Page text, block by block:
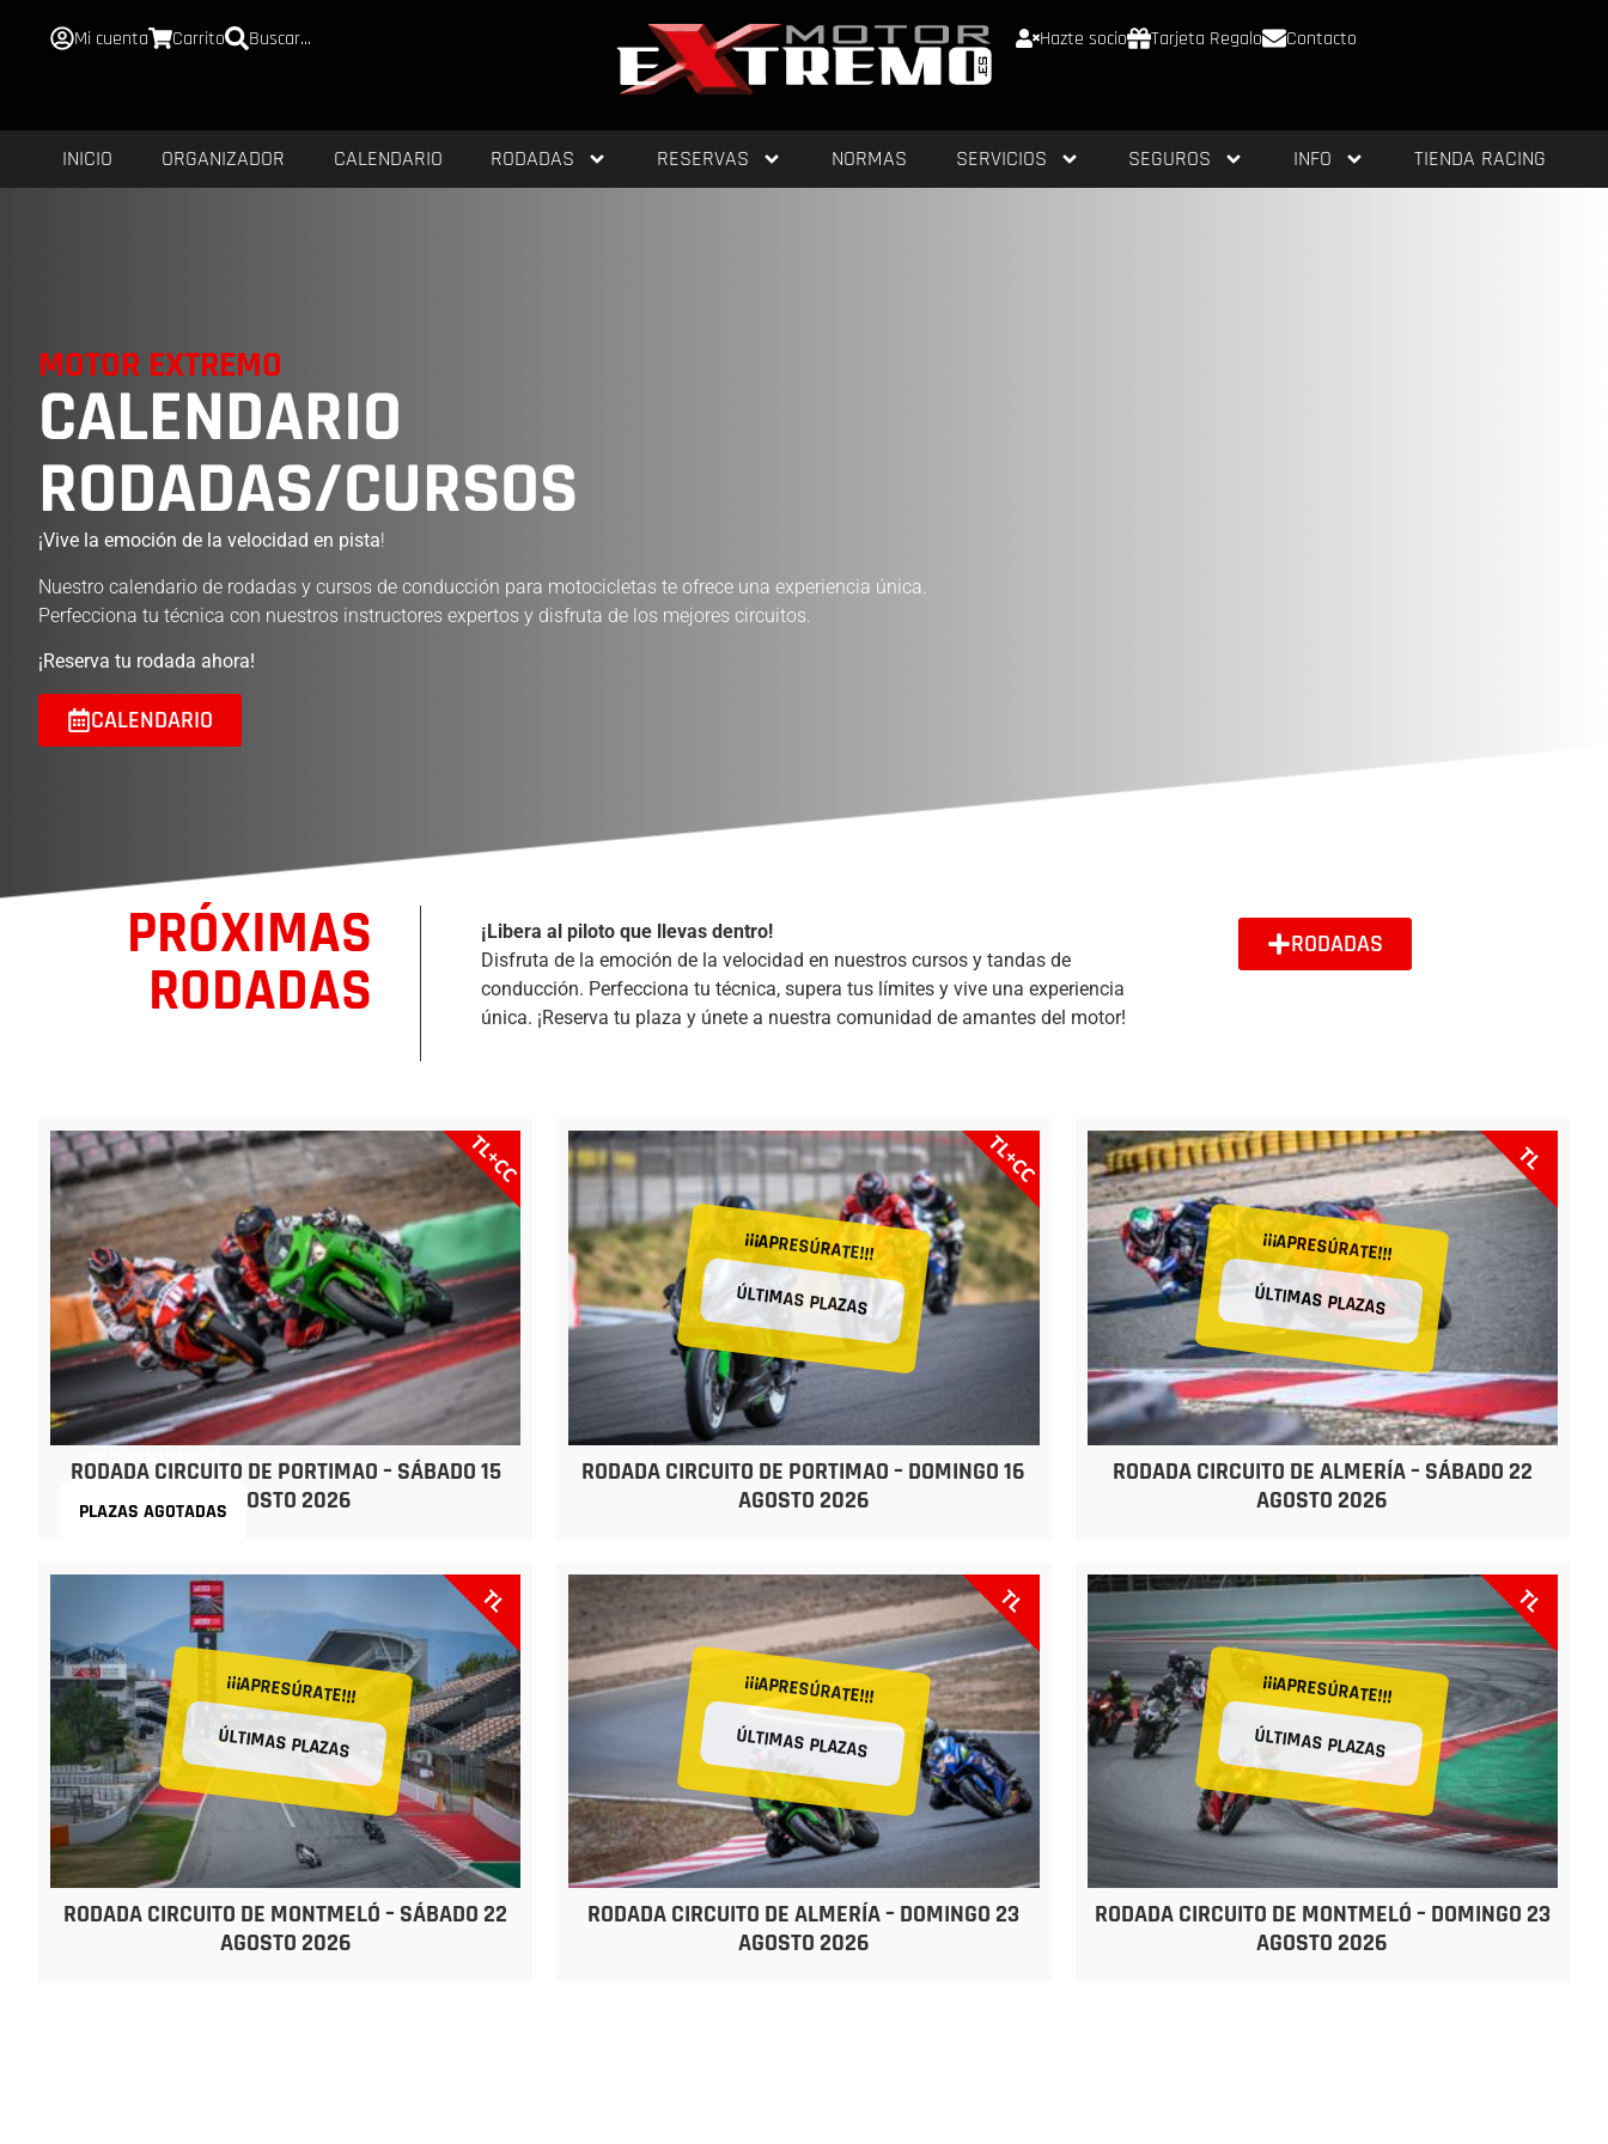
Mi cuenta Carrito Buscar... Hazte socio Tarjeta Regalo Contacto
INICIO ORGANIZADOR CALENDARIO RODADAS RESERVAS NORMAS SERVICIOS SEGUROS INFO TIENDA RACING
MOTOR EXTREMO
CALENDARIO
RODADAS/CURSOS
¡Vive la emoción de la velocidad en pista!
Nuestro calendario de rodadas y cursos de conducción para motocicletas te ofrece una experiencia única.
Perfecciona tu técnica con nuestros instructores expertos y disfruta de los mejores circuitos.
¡Reserva tu rodada ahora!
CALENDARIO
PRÓXIMAS
RODADAS
¡Libera al piloto que llevas dentro!
Disfruta de la emoción de la velocidad en nuestros cursos y tandas de
conducción. Perfecciona tu técnica, supera tus límites y vive una experiencia
única. ¡Reserva tu plaza y únete a nuestra comunidad de amantes del motor!
RODADAS
TL+CC
¡¡¡LO SENTIMOS!!!
PLAZAS AGOTADAS
RODADA CIRCUITO DE PORTIMAO – SÁBADO 15
AGOSTO 2026
TL+CC
¡¡¡APRESÚRATE!!!
ÚLTIMAS PLAZAS
RODADA CIRCUITO DE PORTIMAO – DOMINGO 16
AGOSTO 2026
TL
¡¡¡APRESÚRATE!!!
ÚLTIMAS PLAZAS
RODADA CIRCUITO DE ALMERÍA – SÁBADO 22
AGOSTO 2026
TL
¡¡¡APRESÚRATE!!!
ÚLTIMAS PLAZAS
RODADA CIRCUITO DE MONTMELÓ – SÁBADO 22
AGOSTO 2026
TL
¡¡¡APRESÚRATE!!!
ÚLTIMAS PLAZAS
RODADA CIRCUITO DE ALMERÍA – DOMINGO 23
AGOSTO 2026
TL
¡¡¡APRESÚRATE!!!
ÚLTIMAS PLAZAS
RODADA CIRCUITO DE MONTMELÓ – DOMINGO 23
AGOSTO 2026